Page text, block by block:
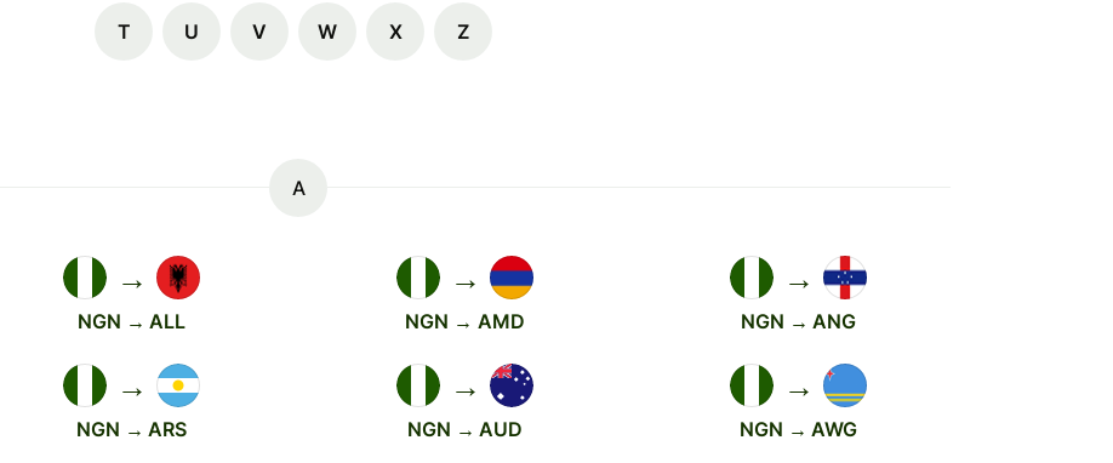
T U V W X Z
A
→
NGN → ALL
→
NGN → AMD
→
NGN → ANG
→
NGN → ARS
→
NGN → AUD
→
NGN → AWG